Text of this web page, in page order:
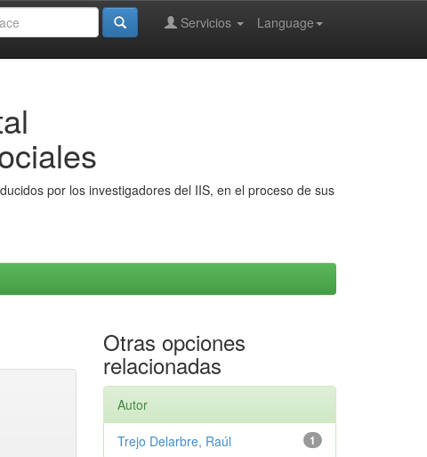
Language
Servicios
por los investigadores del IIS, en el proceso de sus
Otras opciones
relacionadas
Autor
1
Trejo Delarbre, Raúl